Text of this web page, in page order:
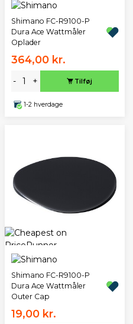
Shimano FC-R9100-P
Dura Ace Wattmåler
Oplader
364,00 kr.
- + Tilføj
1-2 hverdage
Shimano FC-R9100-P
Dura Ace Wattmåler
Outer Cap
19,00 kr.